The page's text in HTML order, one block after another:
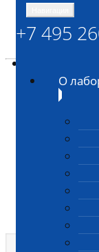
+7 495
О